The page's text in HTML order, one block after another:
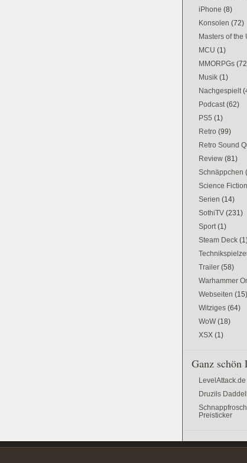
iPhone (8)
Konsolen (72)
Masters of the
MCU (1)
MMORPGs
Musik (1)
Nachgespielt
Podcast (62)
PS5 (1)
Retro (99)
Retro Sound
Review (81)
Schnäppchen
Science Fiction
Serien (14)
SothiTV (231)
Sport (1)
Steam Deck
Trailer (58)
Warhammer
Webseiten (15)
Witziges (64)
WoW (18)
XSX (1)
Ganz schön
Druzils
Preisticker